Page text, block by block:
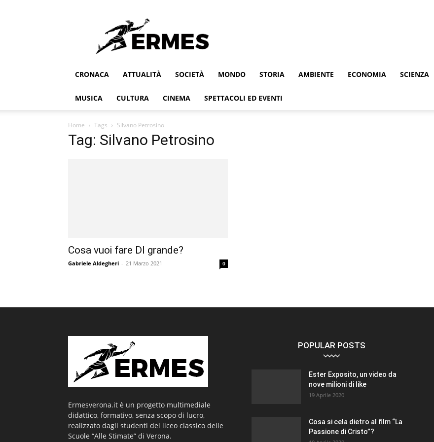
CRONACA ATTUALITÀ SOCIETÀ MONDO STORIA AMBIENTE ECONOMIA SCIENZA
MUSICA CULTURA CINEMA SPETTACOLI ED EVENTI
Home Tags Silvano Petrosino
Tag: Silvano Petrosino
Cosa vuoi fare DI grande?
Gabriele Aldegheri - 21 Marzo 2021 0
Ermesverona.it è un progetto multimediale
didattico, formativo, senza scopo di lucro,
realizzato dagli studenti del liceo classico delle
Scuole “Alle Stimate” di Verona.
POPULAR POSTS
Ester Exposito, un video da
nove milioni di like
19 Aprile 2020
Cosa si cela dietro al film “La
Passione di Cristo”?